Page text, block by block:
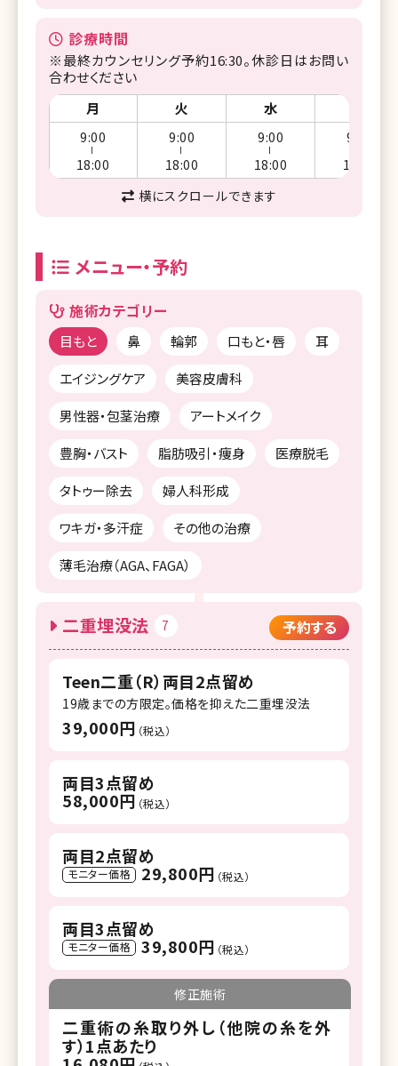
診療時間
※最終カウンセリング予約16:30。休診日はお問い
合わせください
月
火 水
9:00
18:00
9:00
18:00
9:00
18:00
9:00
18:00
横にスクロールできます
メニュー・予約
施術カテゴリー
目もと 鼻 輪郭 口もと・唇
耳
エイジングケア
美容皮膚科
男性器・包茎治療
アートメイク
豊胸・バスト
脂肪吸引・痩身
医療脱毛
タトゥー除去
婦人科形成
ワキガ・多汗症
その他の治療
薄毛治療（AGA、FAGA）
二重埋没法 7 予約する
Teen二重（R）両目2点留め
19歳までの方限定。価格を抑えた二重埋没法
39,000円 （税込）
両目3点留め
58,000円 （税込）
両目2点留め
モニター価格 29,800円 （税込）
両目3点留め
モニター価格 39,800円 （税込）
修正施術
二重術の糸取り外し（他院の糸を外
す）1点あたり